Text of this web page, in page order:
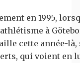
en 1995,
à
cette année-là,
qui voient en